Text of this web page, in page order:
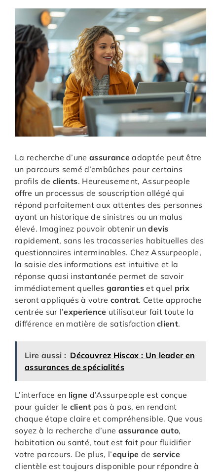
La recherche d’uneassuranceadaptée peut être
un parcours semé d’embûches pour certains
profils de clients. Heureusement, Assurpeople
offre un processus de souscription allégé qui
répond parfaitement aux attentes des personnes
ayant un historique de sinistres ou un malus
élevé. Imaginez pouvoir obtenir undevis
rapidement, sans les tracasseries habituelles des
questionnaires interminables. Chez Assurpeople,
la saisie des informations est intuitive et la
réponse quasi instantanée permet de savoir
immédiatement quellesgarantieset quel prix
seront appliqués à votrecontrat. Cette approche
centrée sur l’experience utilisateur fait toute la
différence en matière de satisfactionclient.
Lire aussi : Découvrez Hiscox : Un leader en
assurances de spécialités
L’interface en ligne d’Assurpeople est conçue
pour guider le client pas à pas, en rendant
chaque étape claire et compréhensible. Que vous
soyez à la recherche d’une assurance auto,
habitation ou santé, tout est fait pour fluidifier
votre parcours. De plus, l’equipe de service
clientèle est toujours disponible pour répondre à